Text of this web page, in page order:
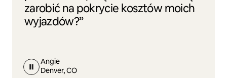
zarobić na pokrycie kosztów moich
wyjazdów?”
Angie
Denver, CO